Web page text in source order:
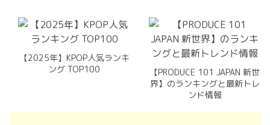
【2025年】KPOP人気ランキ
ング TOP100
【PRODUCE 101 JAPAN 新世
界】のランキングと最新トレ
ンド情報